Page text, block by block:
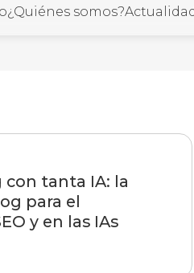
¿Quiénes somos?
tanta IA: la
para el
y en las IAs
del blog con tanta IA: la